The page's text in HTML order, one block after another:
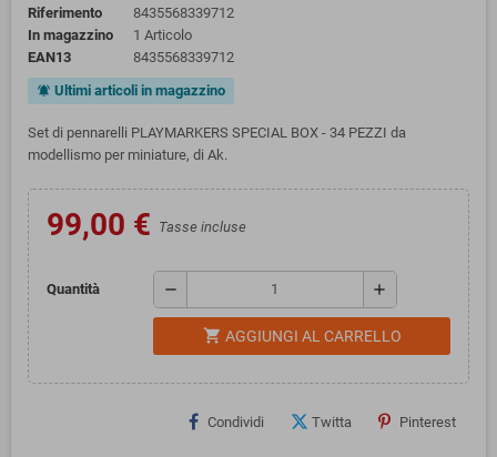
Riferimento
8435568339712
In magazzino
1 Articolo
EAN13
8435568339712
notifications_active Ultimi articoli in magazzino
Set di pennarelli PLAYMARKERS SPECIAL BOX - 34 PEZZI da
modellismo per miniature, di Ak.
99,00 € Tasse incluse
Quantità remove add
shopping_cart AGGIUNGI AL CARRELLO
Condividi Twitta Pinterest